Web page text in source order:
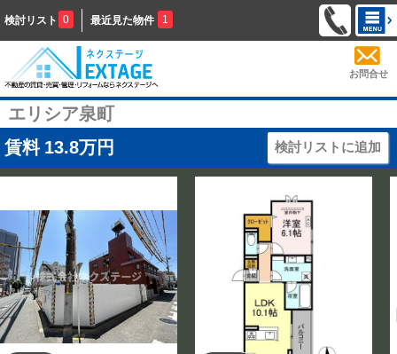
検討リスト 0 最近見た物件 1
お問合せ
エリシア泉町
賃料 13.8万円 検討リストに追加